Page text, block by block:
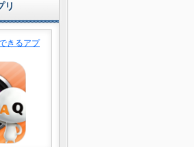
リ
きるアプ